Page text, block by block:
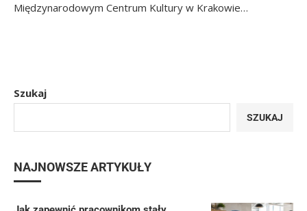
Międzynarodowym Centrum Kultury w Krakowie…
Szukaj
SZUKAJ
NAJNOWSZE ARTYKUŁY